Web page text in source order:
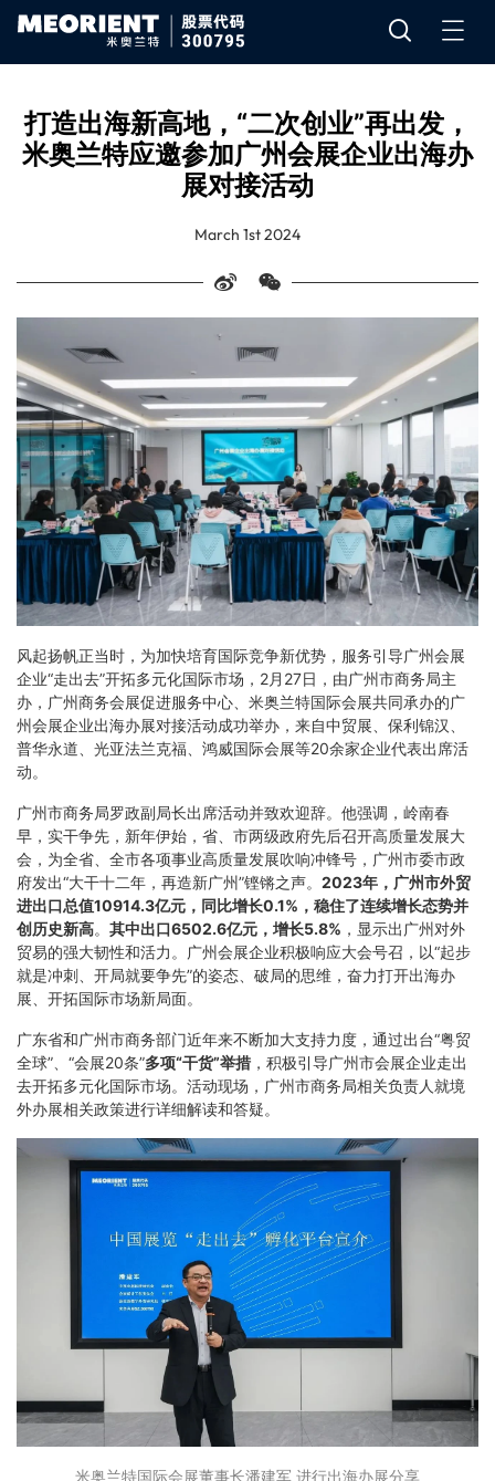
打造出海新高地，“二次创业”再出发，
米奥兰特应邀参加广州会展企业出海办
展对接活动
March 1st 2024
风起扬帆正当时，为加快培育国际竞争新优势，服务引导广州会展
企业“走出去”开拓多元化国际市场，2月27日，由广州市商务局主
办，广州商务会展促进服务中心、米奥兰特国际会展共同承办的广
州会展企业出海办展对接活动成功举办，来自中贸展、保利锦汉、
普华永道、光亚法兰克福、鸿威国际会展等20余家企业代表出席活
动。
广州市商务局罗政副局长出席活动并致欢迎辞。他强调，岭南春
早，实干争先，新年伊始，省、市两级政府先后召开高质量发展大
会，为全省、全市各项事业高质量发展吹响冲锋号，广州市委市政
府发出“大干十二年，再造新广州”铿锵之声。 2023年，广州市外贸
进出口总值10914.3亿元，同比增长0.1%，稳住了连续增长态势并
创历史新高。 其中出口6502.6亿元，增长5.8% ，显示出广州对外
贸易的强大韧性和活力。广州会展企业积极响应大会号召，以“起步
就是冲刺、开局就要争先”的姿态、破局的思维，奋力打开出海办
展、开拓国际市场新局面。
广东省和广州市商务部门近年来不断加大支持力度，通过出台“粤贸
全球”、“会展20条”多项“干货”举措 ，积极引导广州市会展企业走出
去开拓多元化国际市场。活动现场，广州市商务局相关负责人就境
外办展相关政策进行详细解读和答疑。
米奥兰特国际会展董事长潘建军 进行出海办展分享